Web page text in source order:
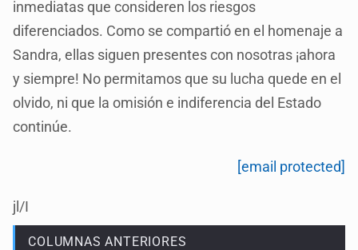
inmediatas que consideren los riesgos
diferenciados. Como se compartió en el homenaje a
Sandra, ellas siguen presentes con nosotras ¡ahora
y siempre! No permitamos que su lucha quede en el
olvido, ni que la omisión e indiferencia del Estado
continúe.
[email protected]
jl/I
COLUMNAS ANTERIORES